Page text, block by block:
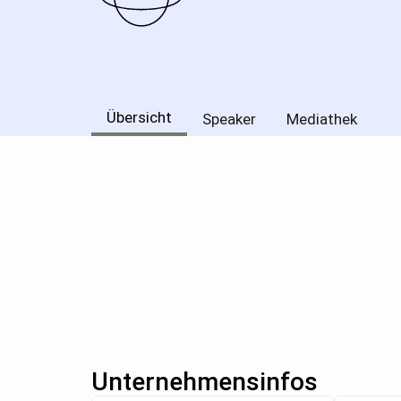
Übersicht Speaker Mediathek
Unternehmensinfos